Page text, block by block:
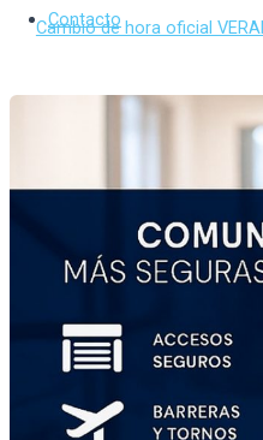
Contacto
Cambio de hora oficial